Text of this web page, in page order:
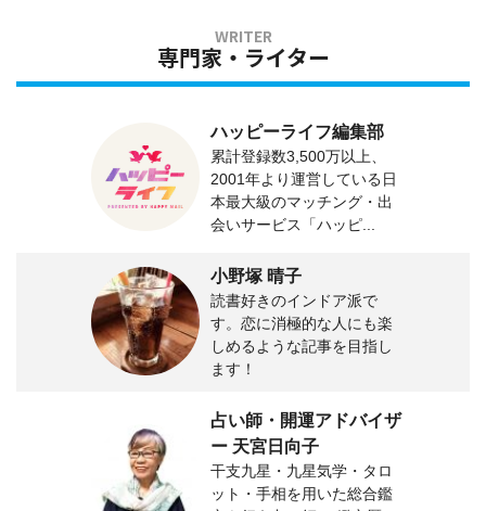
専門家・ライター
ハッピーライフ編集部
累計登録数3,500万以上、
2001年より運営している日
本最大級のマッチング・出
会いサービス「ハッピ...
小野塚 晴子
読書好きのインドア派で
す。恋に消極的な人にも楽
しめるような記事を目指し
ます！
占い師・開運アドバイザ
ー 天宮日向子
干支九星・九星気学・タロ
ット・手相を用いた総合鑑